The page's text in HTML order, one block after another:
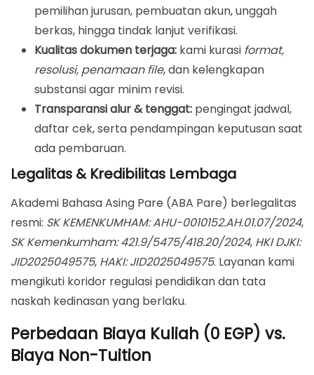
Rujukan Kampus & Artikel Terkait
FAQ – Kuliah Gratis Al-Azhar 2025/2026
pemilihan jurusan, pembuatan akun, unggah
berkas, hingga tindak lanjut verifikasi.
Kualitas dokumen terjaga: kami kurasi format,
resolusi, penamaan file, dan kelengkapan
substansi agar minim revisi.
Transparansi alur & tenggat: pengingat jadwal,
daftar cek, serta pendampingan keputusan saat
ada pembaruan.
Legalitas & Kredibilitas Lembaga
Akademi Bahasa Asing Pare (ABA Pare) berlegalitas
resmi: SK KEMENKUMHAM: AHU-0010152.AH.01.07/2024,
SK Kemenkumham: 421.9/5475/418.20/2024, HKI DJKI:
JID2025049575, HAKI: JID2025049575. Layanan kami
mengikuti koridor regulasi pendidikan dan tata
naskah kedinasan yang berlaku.
Perbedaan Biaya Kuliah (0 EGP) vs.
Biaya Non-Tuition